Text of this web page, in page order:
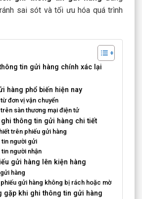
sai sót và tối ưu hóa quá trình
tin gửi hàng chính xác lại
hàng phổ biến hiện nay
đơn vị vận chuyển
sàn thương mại điện tử
thông tin gửi hàng chi tiết
trên phiếu gửi hàng
tin người gửi
người nhận
gửi hàng lên kiện hàng
hàng
gửi hàng không bị rách hoặc mờ
gặp khi ghi thông tin gửi hàng